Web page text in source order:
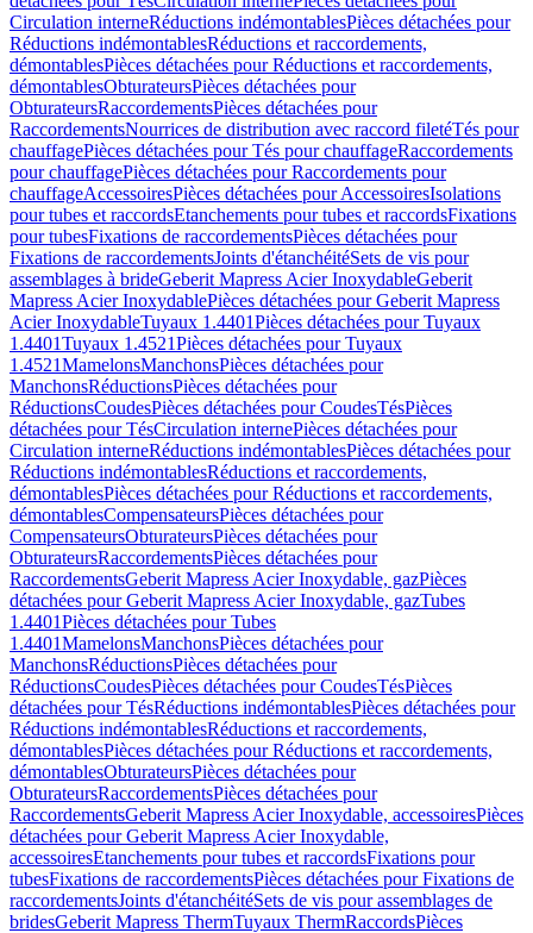
Circulation interneRéductions indémontablesPièces détachées pour
Réductions indémontablesRéductions et raccordements,
démontablesPièces détachées pour Réductions et raccordements,
démontablesObturateursPièces détachées pour
ObturateursRaccordementsPièces détachées pour
RaccordementsNourrices de distribution avec raccord filetéTés pour
chauffagePièces détachées pour Tés pour chauffageRaccordements
pour chauffagePièces détachées pour Raccordements pour
chauffageAccessoiresPièces détachées pour AccessoiresIsolations
pour tubes et raccordsEtanchements pour tubes et raccordsFixations
pour tubesFixations de raccordementsPièces détachées pour
Fixations de raccordementsJoints d'étanchéitéSets de vis pour
assemblages à brideGeberit Mapress Acier InoxydableGeberit
Mapress Acier InoxydablePièces détachées pour Geberit Mapress
Acier InoxydableTuyaux 1.4401Pièces détachées pour Tuyaux
1.4401Tuyaux 1.4521Pièces détachées pour Tuyaux
1.4521MamelonsManchonsPièces détachées pour
ManchonsRéductionsPièces détachées pour
RéductionsCoudesPièces détachées pour CoudesTésPièces
détachées pour TésCirculation internePièces détachées pour
Circulation interneRéductions indémontablesPièces détachées pour
Réductions indémontablesRéductions et raccordements,
démontablesPièces détachées pour Réductions et raccordements,
démontablesCompensateursPièces détachées pour
CompensateursObturateursPièces détachées pour
ObturateursRaccordementsPièces détachées pour
RaccordementsGeberit Mapress Acier Inoxydable, gazPièces
détachées pour Geberit Mapress Acier Inoxydable, gazTubes
1.4401Pièces détachées pour Tubes
1.4401MamelonsManchonsPièces détachées pour
ManchonsRéductionsPièces détachées pour
RéductionsCoudesPièces détachées pour CoudesTésPièces
détachées pour TésRéductions indémontablesPièces détachées pour
Réductions indémontablesRéductions et raccordements,
démontablesPièces détachées pour Réductions et raccordements,
démontablesObturateursPièces détachées pour
ObturateursRaccordementsPièces détachées pour
RaccordementsGeberit Mapress Acier Inoxydable, accessoiresPièces
détachées pour Geberit Mapress Acier Inoxydable,
accessoiresEtanchements pour tubes et raccordsFixations pour
tubesFixations de raccordementsPièces détachées pour Fixations de
raccordementsJoints d'étanchéitéSets de vis pour assemblages de
bridesGeberit Mapress ThermTuyaux ThermRaccordsPièces